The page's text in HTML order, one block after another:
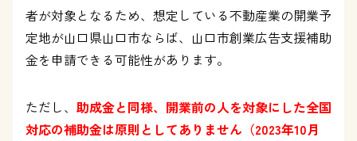
者が対象となるため、想定している不動産業の開業予
定地が山口県山口市ならば、山口市創業広告支援補助
金を申請できる可能性があります。
ただし、 助成金と同様、開業前の人を対象にした全国
対応の補助金は原則としてありません（2023年10月